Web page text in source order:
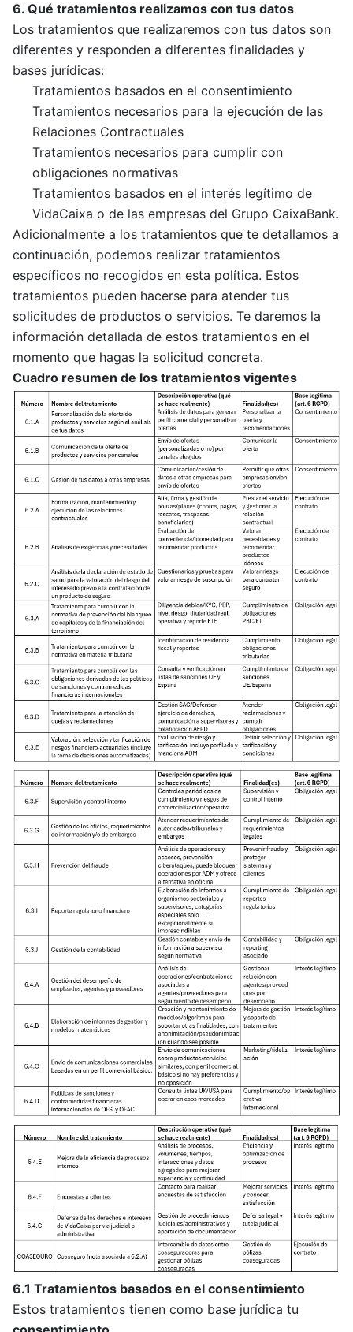
6. Qué tratamientos realizamos con tus datos
Los tratamientos que realizaremos con tus datos son
diferentes y responden a diferentes finalidades y
bases jurídicas:
Tratamientos basados en el consentimiento
Tratamientos necesarios para la ejecución de las
Relaciones Contractuales
Tratamientos necesarios para cumplir con
obligaciones normativas
Tratamientos basados en el interés legítimo de
VidaCaixa o de las empresas del Grupo CaixaBank.
Adicionalmente a los tratamientos que te detallamos a
continuación, podemos realizar tratamientos
específicos no recogidos en esta política. Estos
tratamientos pueden hacerse para atender tus
solicitudes de productos o servicios. Te daremos la
información detallada de estos tratamientos en el
momento que hagas la solicitud concreta.
Cuadro resumen de los tratamientos vigentes
6.1 Tratamientos basados en el consentimiento
Estos tratamientos tienen como base jurídica tu